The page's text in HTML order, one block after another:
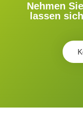
Nehmen
lassen